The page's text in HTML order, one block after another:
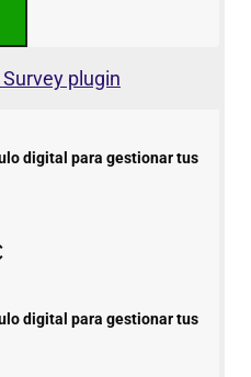
plugin
digital para gestionar tus
digital para gestionar tus